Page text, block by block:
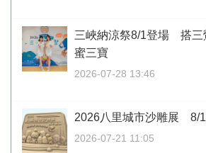
三峽納涼祭8/1登場 搭三
蜜三寶
2026-07-28 13:46
2026八里城市沙雕展 8/
2026-07-21 11:05